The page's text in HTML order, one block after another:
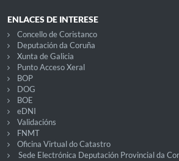
ENLACES DE INTERESE
Concello de Coristanco
Deputación da Coruña
Xunta de Galicia
Punto Acceso Xeral
BOP
DOG
BOE
eDNI
Validacións
FNMT
Oficina Virtual do Catastro
Sede Electrónica Deputación Provincial da